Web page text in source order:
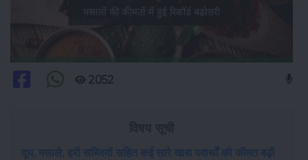
2052
दूध, मसाले, हरी सब्जियों सहित कई सारे खाद्य पदार्थों की कीमत बढ़ी